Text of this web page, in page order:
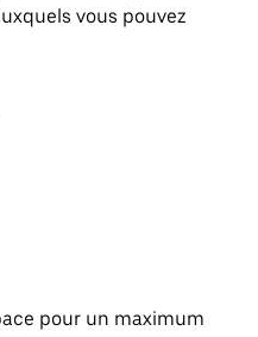
vous pouvez
pour un maximum